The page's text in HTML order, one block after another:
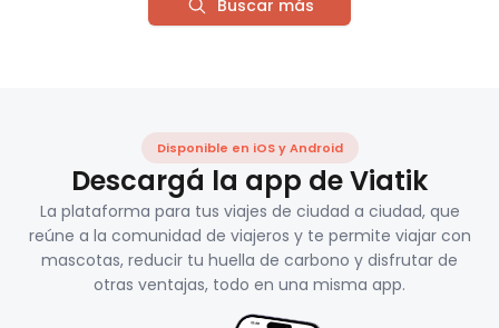
Buscar más
Disponible en iOS y Android
Descargá la app de Viatik
La plataforma para tus viajes de ciudad a ciudad, que
reúne a la comunidad de viajeros y te permite viajar con
mascotas, reducir tu huella de carbono y disfrutar de
otras ventajas, todo en una misma app.